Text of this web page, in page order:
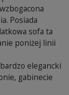
Posiada
sofa ta
poniżej linii
elegancki
gabinecie